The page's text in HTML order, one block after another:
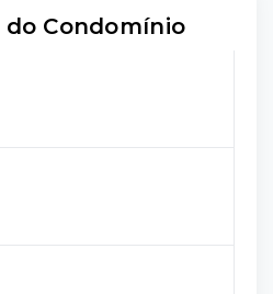
Condomínio